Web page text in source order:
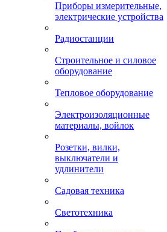
Приборы измерительные,
электрические устройства
Радиостанции
Строительное и силовое
оборудование
Тепловое оборудование
Электроизоляционные
материалы, войлок
Розетки, вилки,
выключатели и
удлинители
Садовая техника
Светотехника